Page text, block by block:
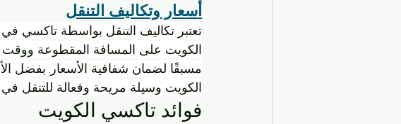
أسعار وتكاليف التنقل
تعتبر تكاليف التنقل بواسطة تاكسي
الكويت على المسافة المقطوعة ووقت
مسبقًا لضمان شفافية الأسعار. بفضل
الكويت وسيلة مريحة وفعالة للتنقل في
فوائد تاكسي الكويت